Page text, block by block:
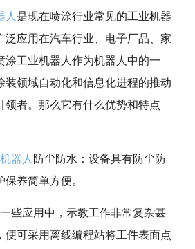
人 是现在喷涂行业常见的工业机器
泛应用在汽车行业、电子厂品、家
涂工业机器人作为机器人中的一
装领域自动化和信息化进程的推动
领者。那么它有什么优势和特点
器人 防尘防水：设备具有防尘防
养简单方便。
些应用中，示教工作非常复杂甚
便可采用离线编程站将工件表面点